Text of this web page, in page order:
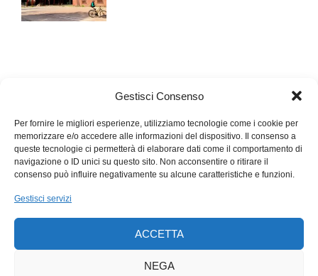
Gestisci Consenso
Per fornire le migliori esperienze, utilizziamo tecnologie come i cookie per
memorizzare e/o accedere alle informazioni del dispositivo. Il consenso a
queste tecnologie ci permetterà di elaborare dati come il comportamento di
navigazione o ID unici su questo sito. Non acconsentire o ritirare il
consenso può influire negativamente su alcune caratteristiche e funzioni.
Gestisci servizi
ACCETTA
NEGA